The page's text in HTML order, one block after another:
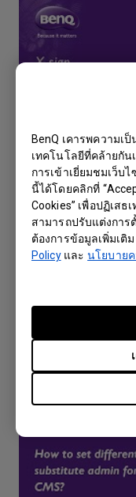
BenQ เคารพความ
เทคโนโลยีที่คล้ายกั
การเข้าเยี่ยมชมเว็บ
นี้ได้โดยคลิกที่
Cookies” เพื่อปฏิเส
สามารถปรับแต่งกา
ต้องการข้อมูลเพิ่มเ
Policyและนโยบาย
ฉันจะจัดการ
หมู่และช่องทาง